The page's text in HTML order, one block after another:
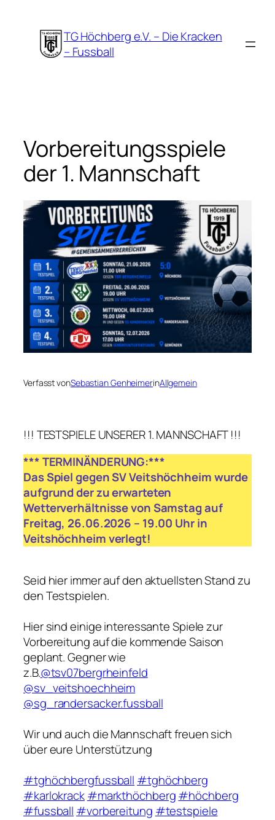
springen
TG Höchberg e.V. – Die Kracken
– Fussball
Vorbereitungsspiele
der 1. Mannschaft
Verfasst vonSebastian GenheimerinAllgemein
!!! TESTSPIELE UNSERER 1. MANNSCHAFT !!!
*** TERMINÄNDERUNG:***
Das Spiel gegen SV Veitshöchheim wurde
aufgrund der zu erwarteten
Wetterverhältnisse von Samstag auf
Freitag, 26.06.2026 – 19.00 Uhr in
Veitshöchheim verlegt!
Seid hier immer auf den aktuellsten Stand zu
den Testspielen.
Hier sind einige interessante Spiele zur
Vorbereitung auf die kommende Saison
geplant. Gegner wie
z.B.@tsv07bergrheinfeld
@sv_veitshoechheim
@sg_randersacker.fussball
Wir und auch die Mannschaft freuen sich
über eure Unterstützung
#tghöchbergfussball #tghöchberg
#karlokrack#markthöchberg#höchberg
#fussball #vorbereitung #testspiele